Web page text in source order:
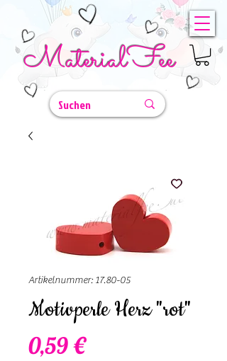
MaterialFee
Artikelnummer: 17.80-05
Motivperle Herz "rot"
0,59 €Preis